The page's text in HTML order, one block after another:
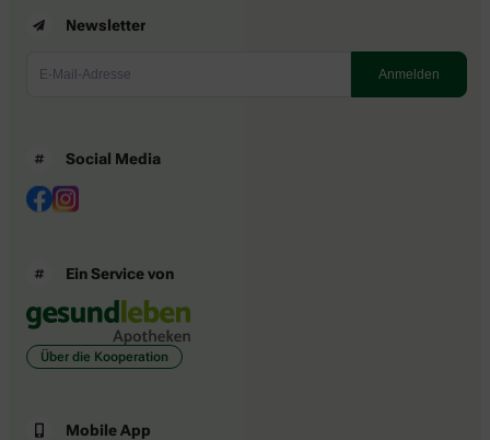
Newsletter
Social Media
Ein Service von
Über die Kooperation
Mobile App